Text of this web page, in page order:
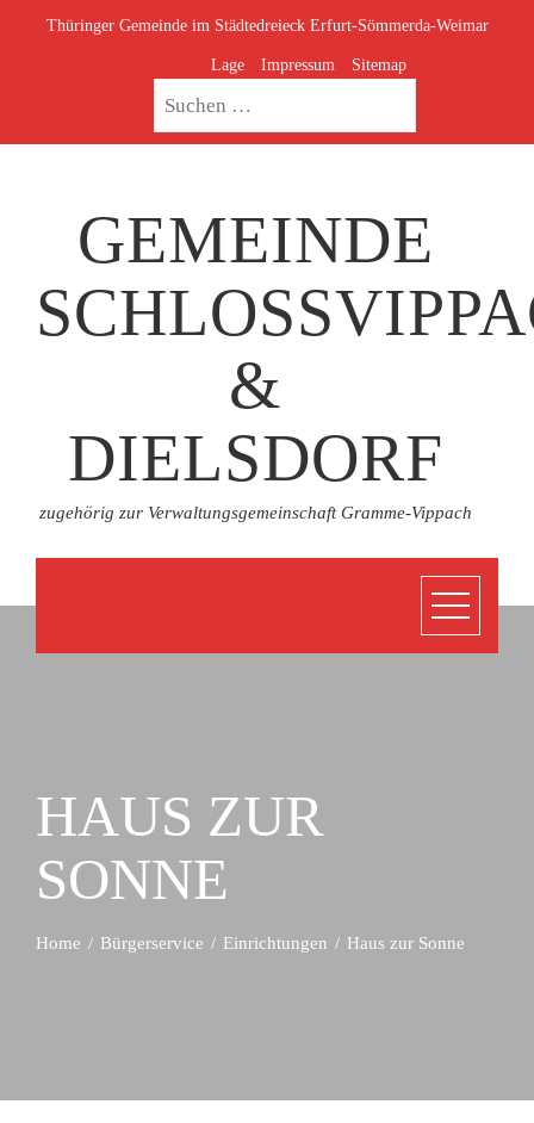
Thüringer Gemeinde im Städtedreieck Erfurt-Sömmerda-Weimar
Lage Impressum Sitemap
GEMEINDE
&
DIELSDORF
zugehörig zur Verwaltungsgemeinschaft Gramme-Vippach
HAUS ZUR
SONNE
Home Bürgerservice Einrichtungen Haus zur Sonne